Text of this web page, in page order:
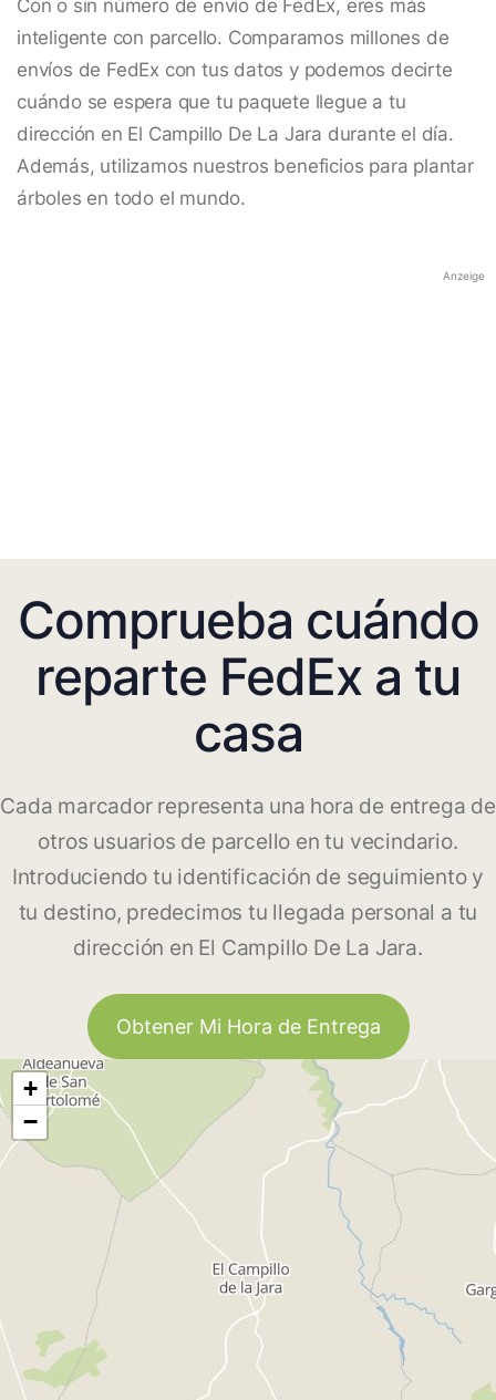
Con o sin número de envío de FedEx, eres más
inteligente con parcello. Comparamos millones de
envíos de FedEx con tus datos y podemos decirte
cuándo se espera que tu paquete llegue a tu
dirección en El Campillo De La Jara durante el día.
Además, utilizamos nuestros beneficios para plantar
árboles en todo el mundo.
Anzeige
Comprueba cuándo
reparte FedEx a tu
casa
Cada marcador representa una hora de entrega de
otros usuarios de parcello en tu vecindario.
Introduciendo tu identificación de seguimiento y
tu destino, predecimos tu llegada personal a tu
dirección en El Campillo De La Jara.
Obtener Mi Hora de Entrega
+
−